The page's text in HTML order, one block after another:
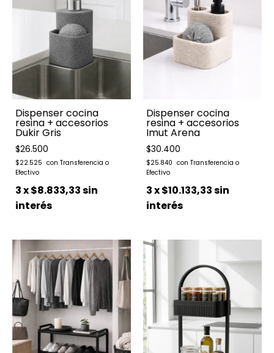
Dispenser cocina
resina + accesorios
Dukir Gris
$26.500
$22.525
3x$8.833,33sin
interés
Dispenser cocina
resina + accesorios
Imut Arena
$30.400
$25.840
3x$10.133,33sin
interés